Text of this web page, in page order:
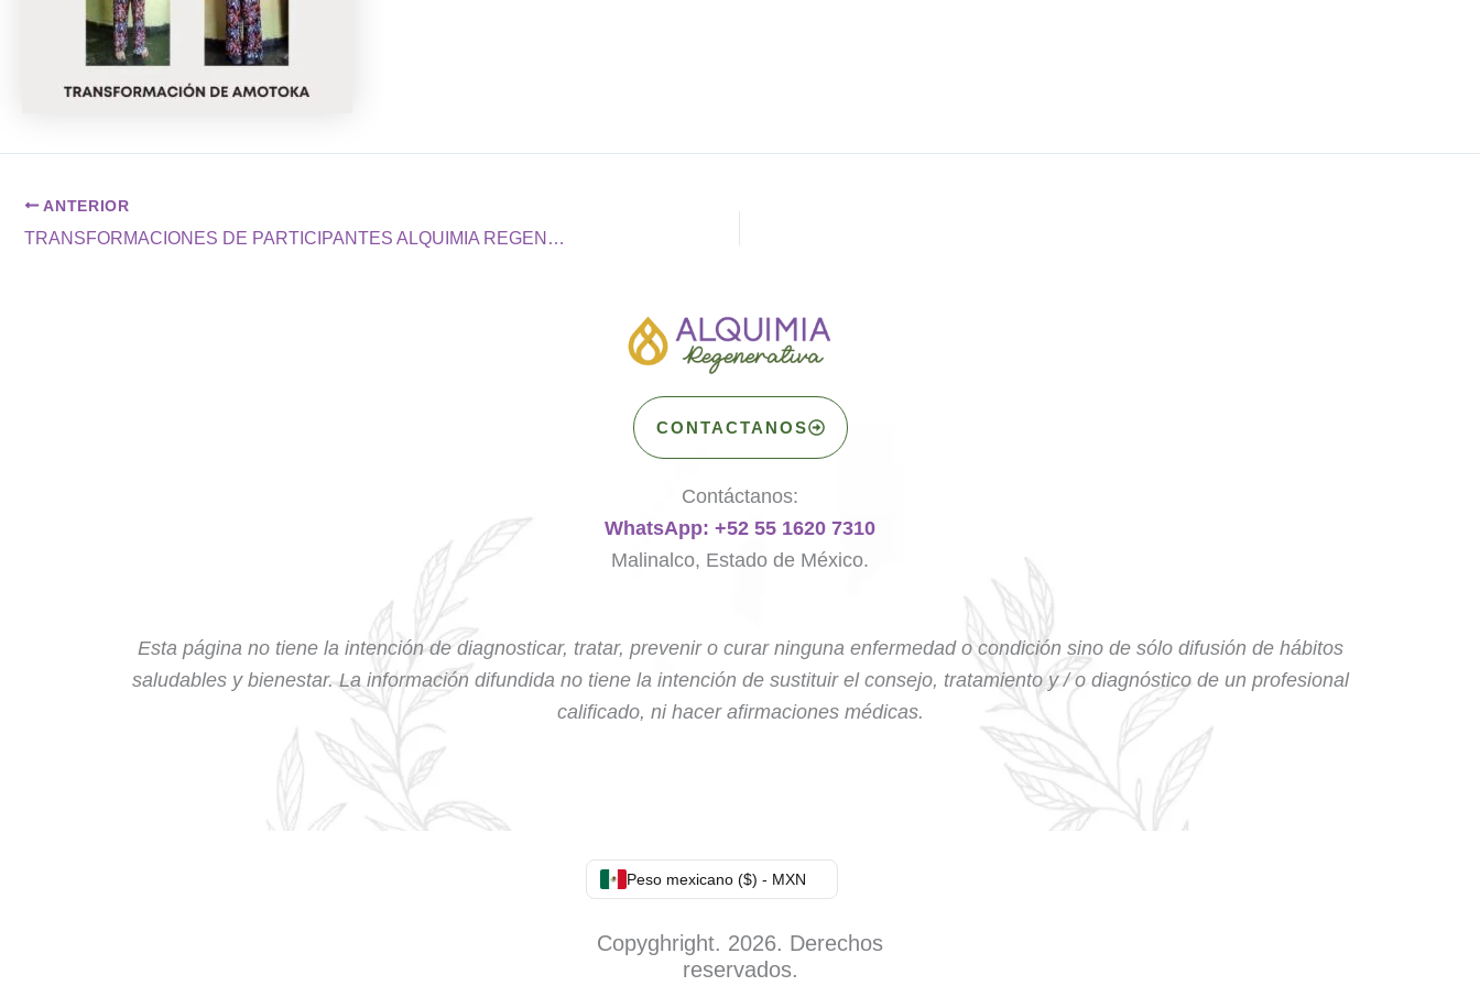
ANTERIOR
TRANSFORMACIONES DE PARTICIPANTES ALQUIMIA REGENERATIVA
CONTACTANOS
Contáctanos:
WhatsApp: +52 55 1620 7310
Malinalco, Estado de México.
Esta página no tiene la intención de diagnosticar, tratar, prevenir o curar ninguna enfermedad o condición sino de sólo difusión de hábitos
saludables y bienestar. La información difundida no tiene la intención de sustituir el consejo, tratamiento y / o diagnóstico de un profesional
calificado, ni hacer afirmaciones médicas.
Peso mexicano ($) - MXN
Copyghright. 2026. Derechos
reservados.